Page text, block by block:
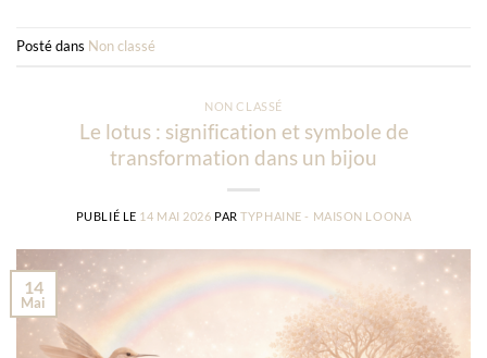
Posté dans Non classé
NON CLASSÉ
Le lotus : signification et symbole de
transformation dans un bijou
PUBLIÉ LE 14 MAI 2026 PARTYPHAINE - MAISON LOONA
14
Mai